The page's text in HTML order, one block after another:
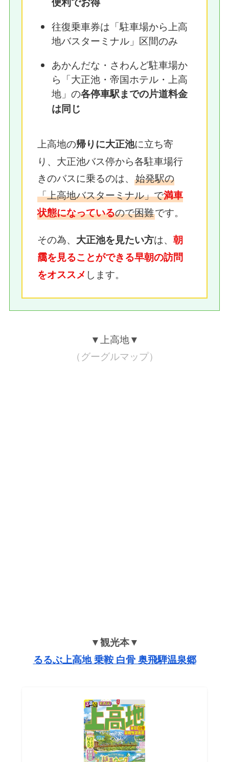
往復乗車券は「駐車場から上高
地バスターミナル」区間のみ
あかんだな・さわんど駐車場か
ら「大正池・帝国ホテル・上高
地」の各停車駅までの片道料金
は同じ
上高地の帰りに大正池に立ち寄
り、大正池バス停から各駐車場行
きのバスに乗るのは、 始発駅の
「上高地バスターミナル」で満車
状態になっているので困難です。
その為、 大正池を見たい方は、 朝
靄を見ることができる早朝の訪問
をオススメ します。
▼上高地▼
（グーグルマップ）
▼観光本▼
るるぶ上高地 乗鞍 白骨 奥飛騨温泉郷